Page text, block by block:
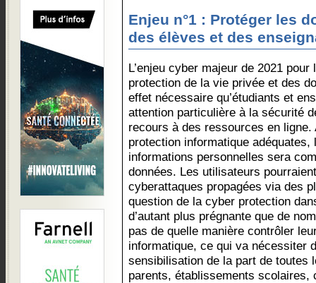
Enjeu n°1 : Protéger les
des élèves et des
L’enjeu cyber majeur de 2021
protection de la vie privée et des
effet nécessaire qu’étudiants et
attention particulière à la sécurité
recours à des ressources en ligne.
protection informatique
informations personnelles sera
données. Les utilisateurs
cyberattaques propagées via des
question de la cyber protection
d’autant plus prégnante que de
pas de quelle manière contrôler
informatique, ce qui va nécessiter
sensibilisation de la part de toutes
parents, établissements